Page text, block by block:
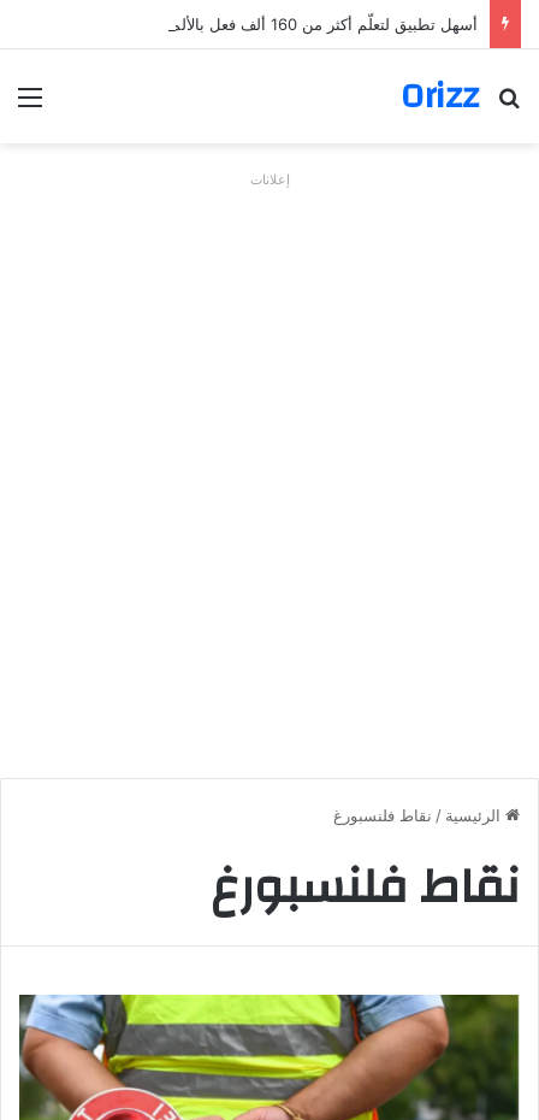
أسهل تطبيق لتعلّم أكثر من 160 ألف فعل بالألمانية
Orizz
بحث عن
إعلانات
الرئيسية / نقاط فلنسبورغ
نقاط فلنسبورغ